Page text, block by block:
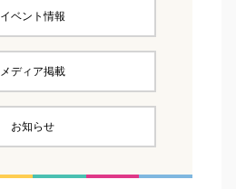
イベント情報
メディア掲載
お知らせ